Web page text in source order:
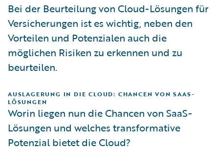
Bei der Beurteilung von Cloud-Lösungen für
Versicherungen ist es wichtig, neben den
Vorteilen und Potenzialen auch die
möglichen Risiken zu erkennen und zu
beurteilen.
AUSLAGERUNG IN DIE CLOUD: CHANCEN VON SAAS-
LÖSUNGEN
Worin liegen nun die Chancen von SaaS-
Lösungen und welches transformative
Potenzial bietet die Cloud?